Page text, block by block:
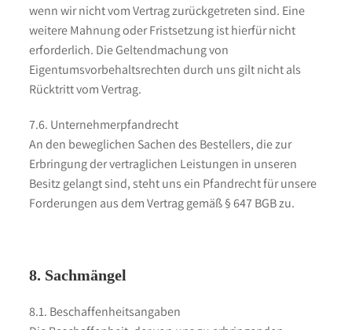
wenn wir nicht vom Vertrag zurückgetreten sind. Eine
weitere Mahnung oder Fristsetzung ist hierfür nicht
erforderlich. Die Geltendmachung von
Eigentumsvorbehaltsrechten durch uns gilt nicht als
Rücktritt vom Vertrag.
7.6. Unternehmerpfandrecht
An den beweglichen Sachen des Bestellers, die zur
Erbringung der vertraglichen Leistungen in unseren
Besitz gelangt sind, steht uns ein Pfandrecht für unsere
Forderungen aus dem Vertrag gemäß § 647 BGB zu.
8. Sachmängel
8.1. Beschaffenheitsangaben